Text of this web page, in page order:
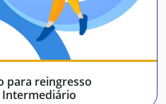
para reingresso